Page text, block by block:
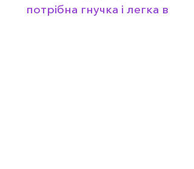
потрібна гнучка і легка в